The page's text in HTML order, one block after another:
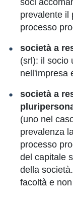
soci
prevalente il
processo
società a
(srl): il socio
nell'impresa
società a
(uno nel
prevalenza
processo
del capitale
della
facoltà e